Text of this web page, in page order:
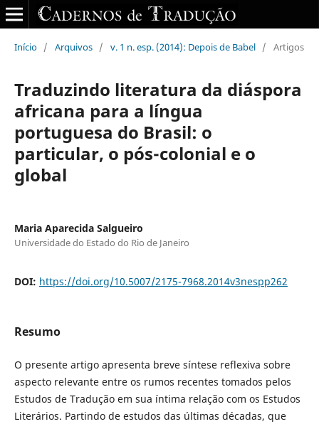
Início / Arquivos / v. 1 n. esp. (2014): Depois de Babel / Artigos
Traduzindo literatura da diáspora
africana para a língua
portuguesa do Brasil: o
particular, o pós-colonial e o
global
Maria Aparecida Salgueiro
Universidade do Estado do Rio de Janeiro
DOI: https://doi.org/10.5007/2175-7968.2014v3nespp262
Resumo
O presente artigo apresenta breve síntese reflexiva sobre
aspecto relevante entre os rumos recentes tomados pelos
Estudos de Tradução em sua íntima relação com os Estudos
Literários. Partindo de estudos das últimas décadas, que